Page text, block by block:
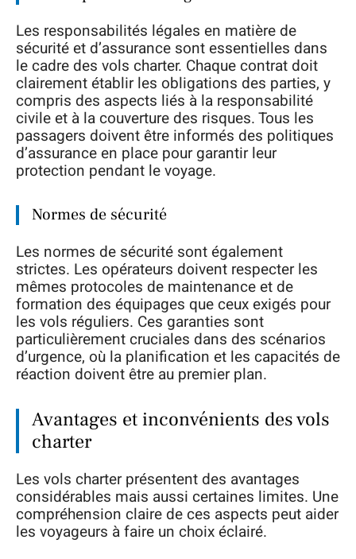
Les responsabilités légales en matière de
sécurité et d’assurance sont essentielles dans
le cadre des vols charter. Chaque contrat doit
clairement établir les obligations des parties, y
compris des aspects liés à la responsabilité
civile et à la couverture des risques. Tous les
passagers doivent être informés des politiques
d’assurance en place pour garantir leur
protection pendant le voyage.
Normes de sécurité
Les normes de sécurité sont également
strictes. Les opérateurs doivent respecter les
mêmes protocoles de maintenance et de
formation des équipages que ceux exigés pour
les vols réguliers. Ces garanties sont
particulièrement cruciales dans des scénarios
d’urgence, où la planification et les capacités de
réaction doivent être au premier plan.
Avantages et inconvénients des vols
charter
Les vols charter présentent des avantages
considérables mais aussi certaines limites. Une
compréhension claire de ces aspects peut aider
les voyageurs à faire un choix éclairé.